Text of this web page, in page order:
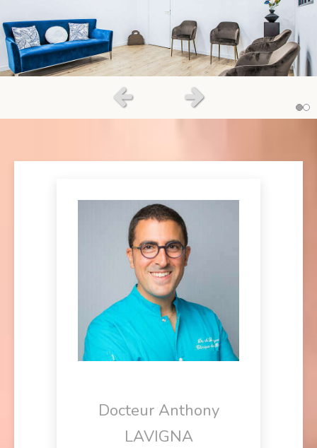
Slide précédentSlide suivant
Docteur Anthony
LAVIGNA